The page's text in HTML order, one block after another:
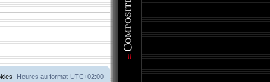
Heures au format UTC+02:00